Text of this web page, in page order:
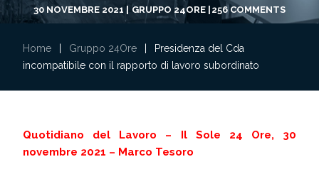
30 NOVEMBRE 2021 GRUPPO 24ORE 256 COMMENTS
Home Gruppo 24Ore
Presidenza del Cda
incompatibile con il rapporto di lavoro subordinato
Quotidiano del Lavoro – Il Sole 24 Ore, 30
novembre 2021 – Marco Tesoro